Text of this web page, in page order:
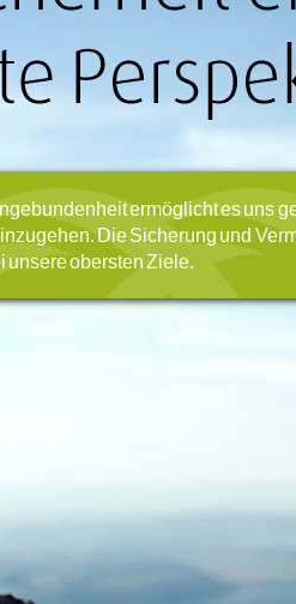
ermöglicht es uns
Die Sicherung und
unsere obersten Ziele.